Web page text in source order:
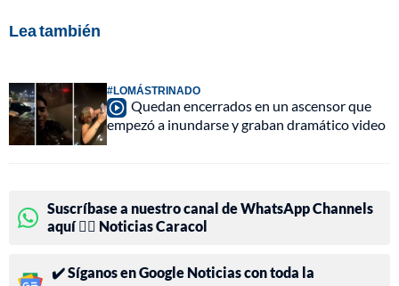
Lea también
#LOMÁSTRINADO
Quedan encerrados en un ascensor que
empezó a inundarse y graban dramático video
Suscríbase a nuestro canal de WhatsApp Channels
aquí 👉🏻 Noticias Caracol
✔️ Síganos en Google Noticias con toda la